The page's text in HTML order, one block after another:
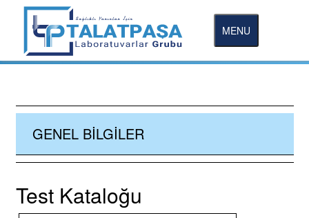
MENU
GENEL BILGILER
Test Kataloğu